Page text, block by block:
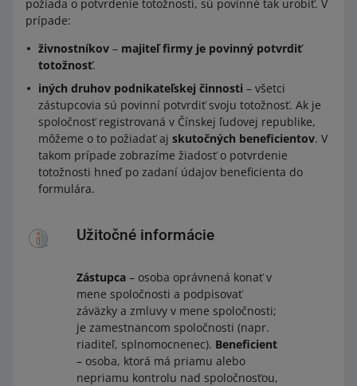
požiada o potvrdenie totožnosti, sú povinné tak urobiť. V
prípade:
živnostníkov – majiteľ firmy je povinný potvrdiť
totožnosť.
iných druhov podnikateľskej činnosti – všetci
zástupcovia sú povinní potvrdiť svoju totožnosť. Ak je
spoločnosť registrovaná v Čínskej ľudovej republike,
môžeme o to požiadať aj skutočných beneficientov. V
takom prípade zobrazíme žiadosť o potvrdenie
totožnosti hneď po zadaní údajov beneficienta do
formulára.
Užitočné informácie
Zástupca – osoba oprávnená konať v
mene spoločnosti a podpisovať
záväzky a zmluvy v mene spoločnosti;
je zamestnancom spoločnosti (napr.
riaditeľ, splnomocnenec). Beneficient
– osoba, ktorá má priamu alebo
nepriamu kontrolu nad spoločnosťou,